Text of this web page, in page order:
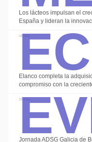
Los lácteos impulsan el
España y lideran la
08 May
Elanco completa la
compromiso con la
28 Ene
Jornada ADSG Galicia de